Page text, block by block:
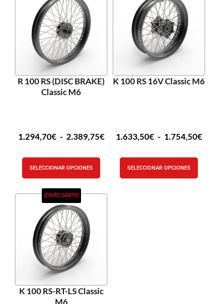
R 100 RS (DISC BRAKE)
Classic M6
1.294,70€ - 2.389,75€
SELECCIONAR OPCIONES
K 100 RS 16V Classic M6
1.633,50€ - 1.754,50€
SELECCIONAR OPCIONES
¡ENVÍO GRATIS!
K 100 RS-RT-LS Classic
M6